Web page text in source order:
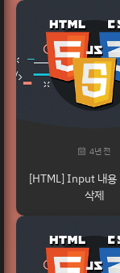
4년 전
[HTML] Input 내용
삭제